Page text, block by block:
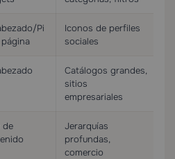
Pi
Iconos de perfiles
sociales
Catálogos grandes,
sitios
empresariales
de
Jerarquías
profundas,
comercio